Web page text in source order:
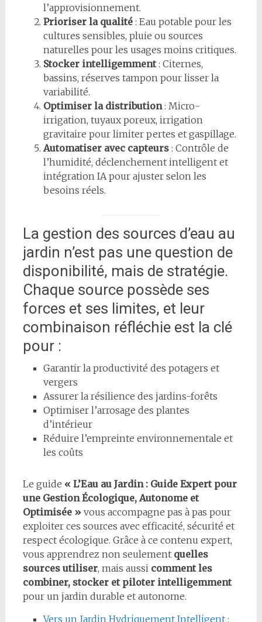
l’approvisionnement.
Prioriser la qualité: Eau potable pour les
cultures sensibles, pluie ou sources
naturelles pour les usages moins critiques.
Stocker intelligemment: Citernes,
bassins, réserves tampon pour lisser la
variabilité.
Optimiser la distribution: Micro-
irrigation, tuyaux poreux, irrigation
gravitaire pour limiter pertes et gaspillage.
Automatiser avec capteurs: Contrôle de
l’humidité, déclenchement intelligent et
intégration IA pour ajuster selon les
besoins réels.
La gestion des sources d’eau au
jardin n’est pas une question de
disponibilité, mais de stratégie.
Chaque source possède ses
forces et ses limites, et leur
combinaison réfléchie est la clé
pour :
Garantir la productivité des potagers et
vergers
Assurer la résilience des jardins-forêts
Optimiser l’arrosage des plantes
d’intérieur
Réduire l’empreinte environnementale et
les coûts
Le guide « L’Eau au Jardin : Guide Expert pour
une Gestion Écologique, Autonome et
Optimisée »vous accompagne pas à pas pour
exploiter ces sources avec efficacité, sécurité et
respect écologique. Grâce à ce contenu expert,
vous apprendrez non seulement quelles
sources utiliser, mais aussi comment les
combiner, stocker et piloter intelligemment
pour un jardin durable et autonome.
Vers un Jardin Hydriquement Intelligent :